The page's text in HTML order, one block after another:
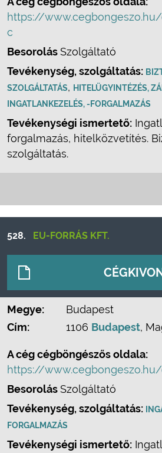
https://
c
BesorolásSzolgáltató
Tevékenység, szolgáltatás:
SZOLGÁLTATÁS, HITELÜGYINTÉZÉS,
INGATLANKEZELÉS, -FORGALMAZÁS
Tevékenységi ismertető:
forgalmazás, hitelközvetítés.
szolgáltatás.
528. EU-FORRÁS KFT.
Megye:
Budapest
Cím:
1106 Budapest,
A cég cégböngészős oldala:
https://
BesorolásSzolgáltató
Tevékenység, szolgáltatás:
FORGALMAZÁS
Tevékenységi ismertető: